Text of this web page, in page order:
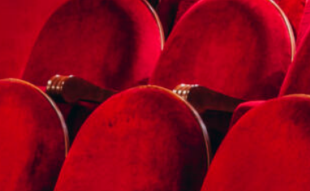
Petites et moyennes séries
Impression à la demande ou
sur mesure